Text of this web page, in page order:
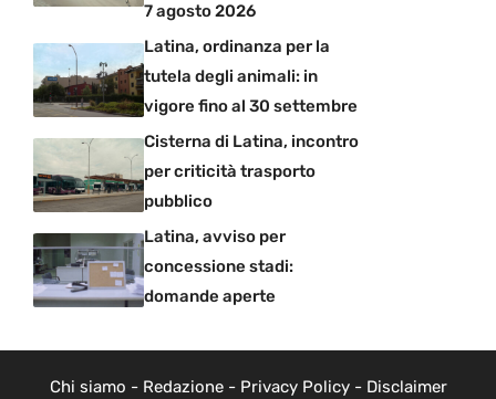
7 agosto 2026
Latina, ordinanza per la
tutela degli animali: in
vigore fino al 30 settembre
Cisterna di Latina, incontro
per criticità trasporto
pubblico
Latina, avviso per
concessione stadi:
domande aperte
Chi siamo - Redazione- Privacy Policy- Disclaimer